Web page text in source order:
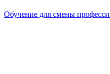
Обучение для смены